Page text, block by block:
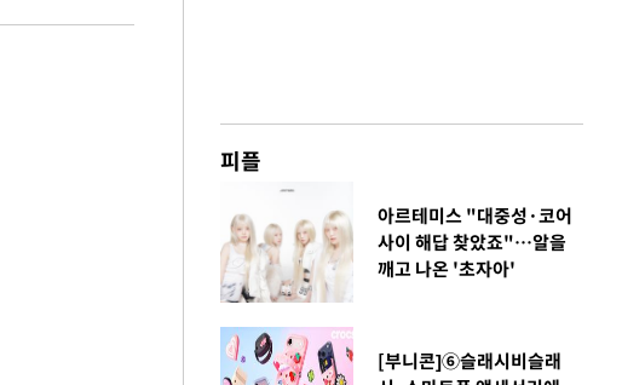
피플
아르테미스 "대중성·코어
사이 해답 찾았죠"…알을
깨고 나온 '초자아'
[부니콘]⑥슬래시비슬래